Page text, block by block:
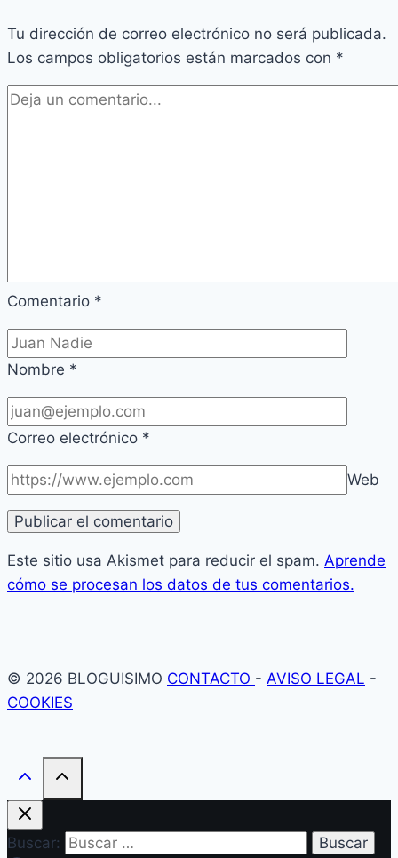
Tu dirección de correo electrónico no será publicada.
Los campos obligatorios están marcados con *
Comentario *
Nombre *
Correo electrónico *
Web
Este sitio usa Akismet para reducir el spam. Aprende
cómo se procesan los datos de tus comentarios.
© 2026 BLOGUISIMO CONTACTO - AVISO LEGAL -
COOKIES
Buscar: